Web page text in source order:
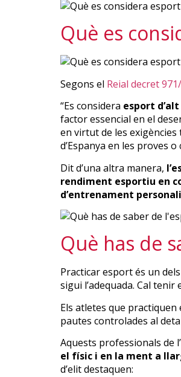
Què es
Segons el Reial decret
“Es considera esport
factor essencial en el
en virtut de les
d’Espanya en les proves
Dit d’una altra manera,
rendiment esportiu en
d’entrenament
Què has de
Practicar esport és un
sigui l’adequada. Cal
Els atletes que
pautes controlades al
Aquests professionals de
el físic i en la ment a
d’elit destaquen: